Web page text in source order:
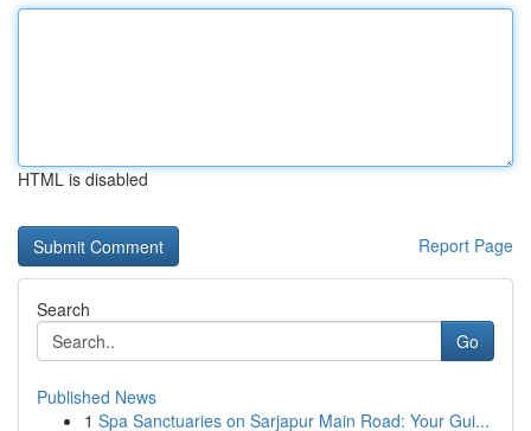
HTML is disabled
Report Page
Search
Go
Published News
1 Spa Sanctuaries on Sarjapur Main Road: Your Gui...